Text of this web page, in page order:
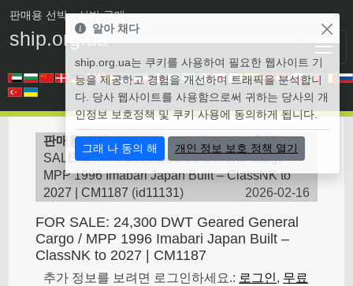
판매용 선박• 선박 구매
ship.org.ua
판매용 선박>벌크 선 - 판매용 선박>FOR
SALE: 24,300 DWT Geared General Cargo /
MPP 1996 Imabari Japan Built – ClassNK to
2027 | CM1187 (id11131) 2026-02-16
FOR SALE: 24,300 DWT Geared General
Cargo / MPP 1996 Imabari Japan Built –
ClassNK to 2027 | CM1187
추가 정보를 보려면 로그인하세요.: 로그인, 무료
알아 채다
ship.org.ua는 쿠키를 사용하여 필요한 웹사이트 기
능을 제공하고 경험을 개선하며 트래픽을 분석합니
다. 당사 웹사이트를 사용함으로써 귀하는 당사의 개
인정보 보호정책 및 쿠키 사용에 동의하게 됩니다.
그래 나 동의 해 개인 정보 보호 정책 열기